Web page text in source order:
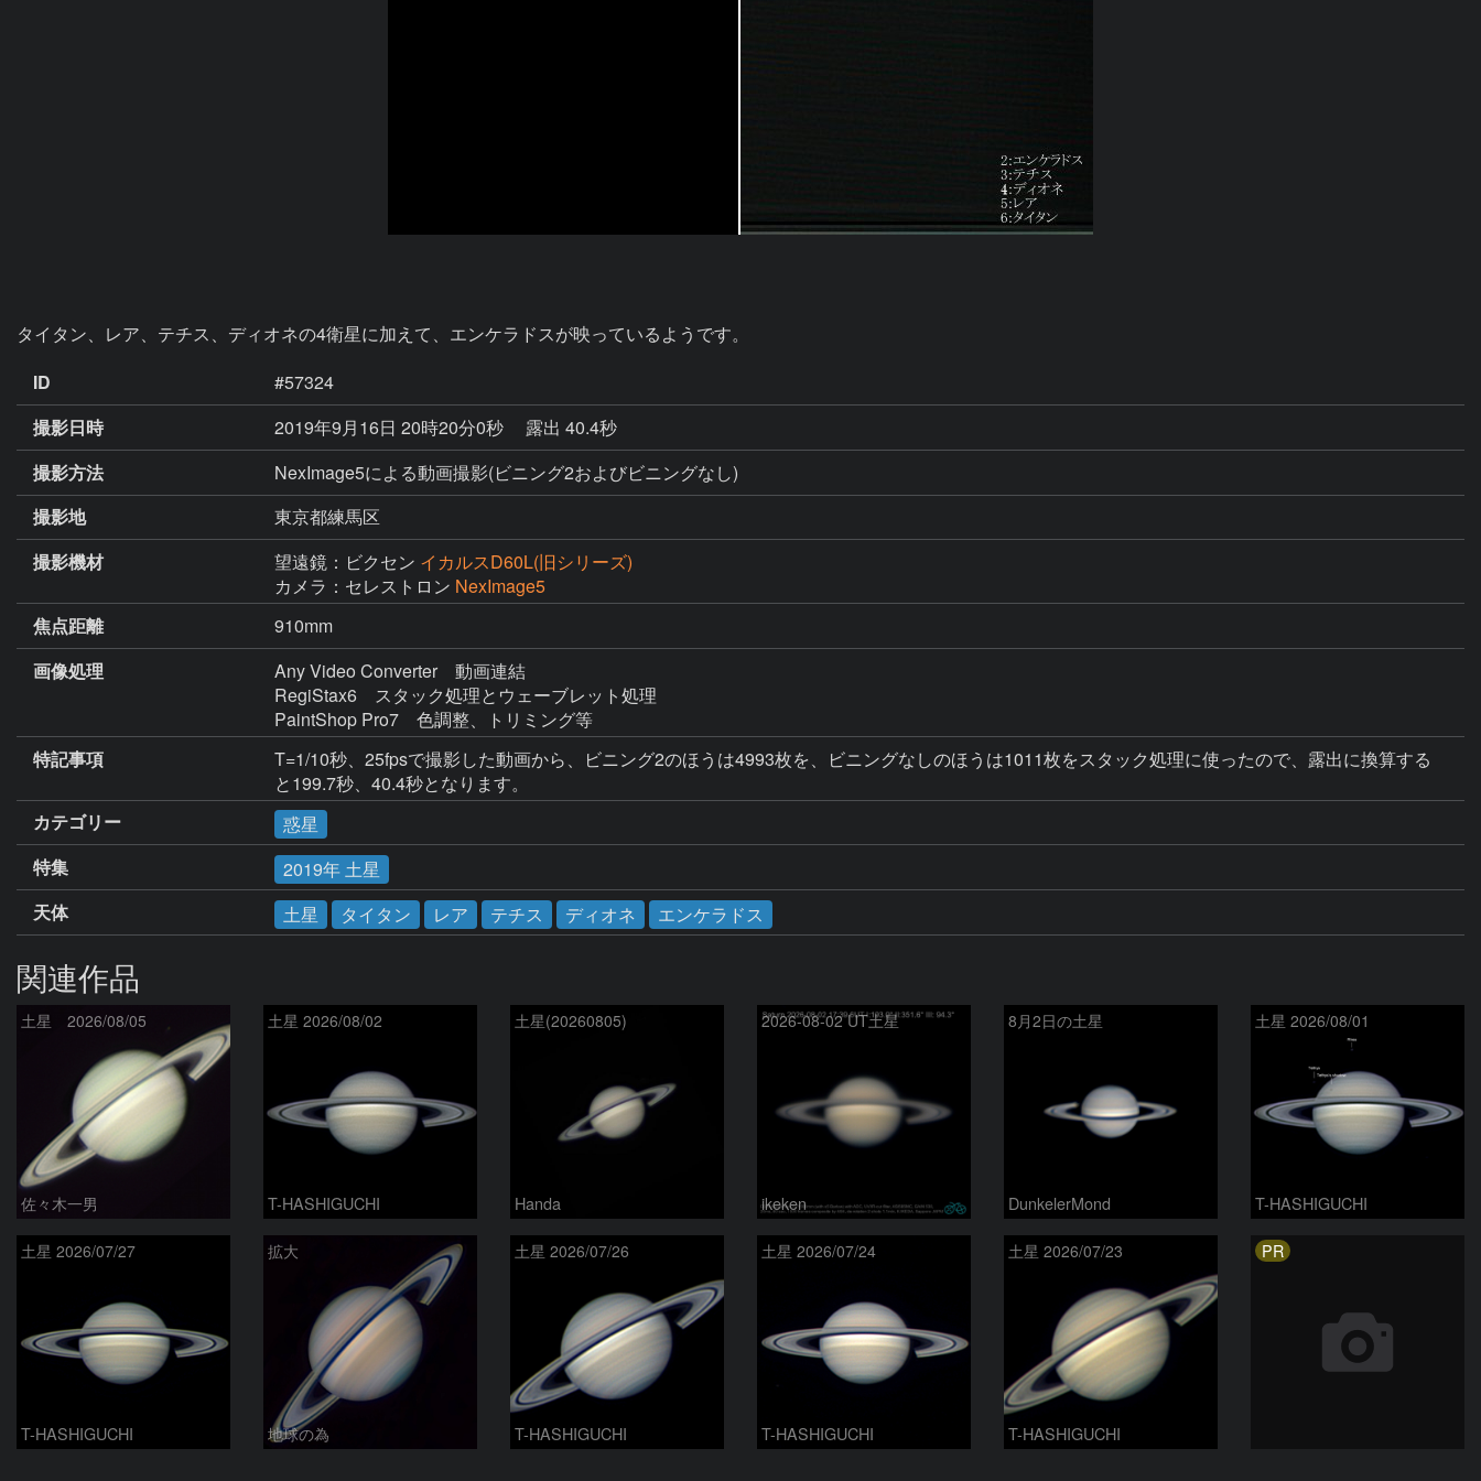
タイタン、レア、テチス、ディオネの4衛星に加えて、エンケラドスが映っているようです。
ID
#57324
撮影日時
2019年9月16日 20時20分0秒
露出 40.4秒
撮影方法
NexImage5による動画撮影(ビニング2およびビニングなし)
撮影地
東京都練馬区
撮影機材
望遠鏡：ビクセン イカルスD60L(旧シリーズ)
カメラ：セレストロン NexImage5
焦点距離
910mm
画像処理
Any Video Converter　動画連結
RegiStax6　スタック処理とウェーブレット処理
PaintShop Pro7　色調整、トリミング等
特記事項
T=1/10秒、25fpsで撮影した動画から、ビニング2のほうは4993枚を、ビニングなしのほうは1011枚をスタック処理に使ったので、露出に換算する
と199.7秒、40.4秒となります。
カテゴリー
惑星
特集
2019年 土星
天体
土星 タイタン レア テチス ディオネ エンケラドス
関連作品
土星 2026/08/05
佐々木一男
土星 2026/08/02
T-HASHIGUCHI
土星(20260805)
Handa
2026-08-02 UT土星
ikeken
8月2日の土星
DunkelerMond
土星 2026/08/01
T-HASHIGUCHI
土星 2026/07/27
T-HASHIGUCHI
拡大
地球の為
土星 2026/07/26
T-HASHIGUCHI
土星 2026/07/24
T-HASHIGUCHI
土星 2026/07/23
T-HASHIGUCHI
PR